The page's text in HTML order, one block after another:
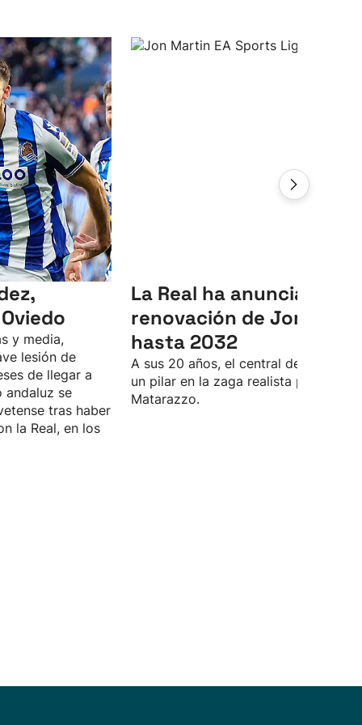
y media,
lesión de
de llegar a
andaluz se
tras haber
la Real, en los
La Real ha anunciado la
renovación de Jon
hasta 2032
A sus 20 años, el central de Lasarte
un pilar en la zaga realista para Rino
Matarazzo.